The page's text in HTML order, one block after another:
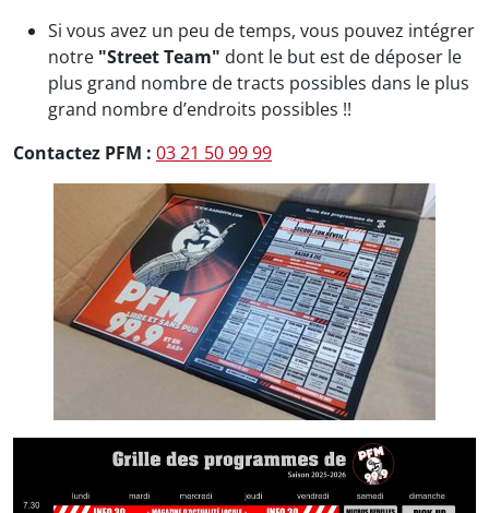
Si vous avez un peu de temps, vous pouvez intégrer
notre "Street Team" dont le but est de déposer le
plus grand nombre de tracts possibles dans le plus
grand nombre d’endroits possibles !!
Contactez PFM : 03 21 50 99 99